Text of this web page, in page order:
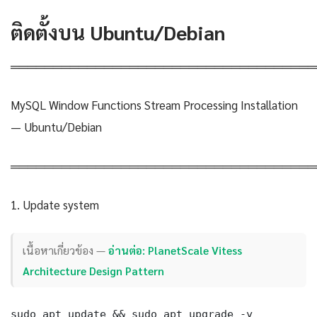
ติดตั้งบน Ubuntu/Debian
MySQL Window Functions Stream Processing Installation
— Ubuntu/Debian
1. Update system
เนื้อหาเกี่ยวข้อง —อ่านต่อ: PlanetScale Vitess
Architecture Design Pattern
sudo apt update && sudo apt upgrade -y